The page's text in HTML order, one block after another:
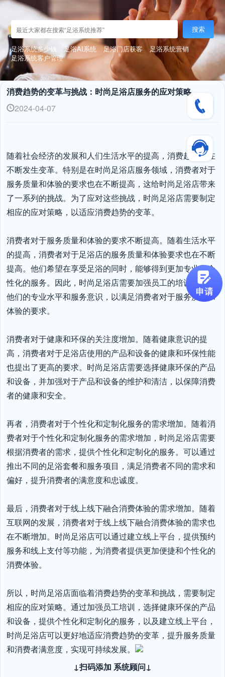
搜索
足浴系统多少钱 足浴AI系统 足浴门店获客
足浴系统营销
足浴系统客户管理
消费趋势的变革与挑战：时尚足浴店服务的应对策略
2024-04-07
随着社会经济的发展和人们生活水平的提高，消费趋势也在
不断发生变革。特别是在时尚足浴店服务领域，消费者对于
服务质量和体验的要求也在不断提高，这给时尚足浴店带来
了一系列的挑战。为了应对这些挑战，时尚足浴店需要制定
相应的应对策略，以适应消费趋势的变革。
消费者对于服务质量和体验的要求不断提高。随着生活水平
的提高，消费者对于足浴店的服务质量和体验要求也在不断
提高。他们希望在享受足浴的同时，能够得到更加专业和个
性化的服务。因此，时尚足浴店需要加强员工的培训，提高
他们的专业水平和服务意识，以满足消费者对于服务质量和
体验的要求。
消费者对于健康和环保的关注度增加。随着健康意识的提
高，消费者对于足浴店使用的产品和设备的健康和环保性能
也提出了更高的要求。时尚足浴店需要选择健康环保的产品
和设备，并加强对于产品和设备的维护和清洁，以保障消费
者的健康和安全。
再者，消费者对于个性化和定制化服务的需求增加。随着消
费者对于个性化和定制化服务的需求增加，时尚足浴店需要
根据消费者的需求，提供个性化和定制化的服务。可以通过
推出不同的足浴套餐和服务项目，满足消费者不同的需求和
偏好，提升消费者的满意度和忠诚度。
最后，消费者对于线上线下融合消费体验的需求增加。随着
互联网的发展，消费者对于线上线下融合消费体验的需求也
在不断增加。时尚足浴店可以通过建立线上平台，提供预约
服务和线上支付等功能，为消费者提供更加便捷和个性化的
消费体验。
所以，时尚足浴店面临着消费趋势的变革和挑战，需要制定
相应的应对策略。通过加强员工培训，选择健康环保的产品
和设备，提供个性化和定制化的服务，以及建立线上平台，
时尚足浴店可以更好地适应消费趋势的变革，提升服务质量
和消费者满意度，实现可持续发展。
↓扫码添加 系统顾问↓